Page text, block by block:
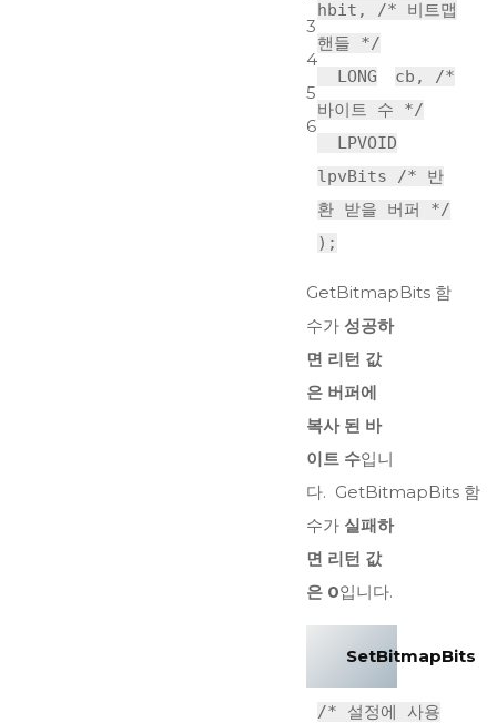
3
4
5
6
hbit, /* 비트맵
핸들 */
LONG
cb, /*
바이트 수 */
LPVOID
lpvBits /* 반
환 받을 버퍼 */
);
GetBitmapBits 함
수가 성공하
면 리턴 값
은 버퍼에
복사 된 바
이트 수입니
다. GetBitmapBits 함
수가 실패하
면 리턴 값
은 0입니다.
SetBitmapBits
/* 설정에 사용